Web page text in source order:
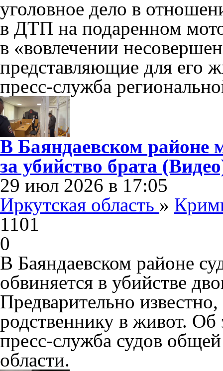
уголовное дело в
в ДТП на подаренном
в «вовлечении
представляющие для его
пресс-служба
В Баяндаевском районе
за убийство брата
29 июл 2026 в 17:05
Иркутская область »
1101
0
В Баяндаевском районе
обвиняется в убийстве
Предварительно
родственнику в живот.
пресс-служба судов
области.